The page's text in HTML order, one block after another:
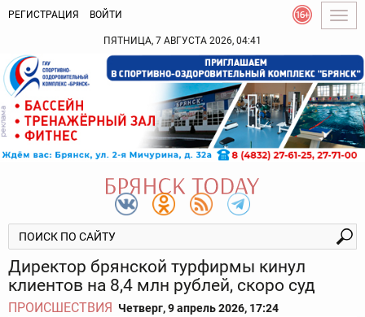
РЕГИСТРАЦИЯ ВОЙТИ
ПЯТНИЦА, 7 АВГУСТА 2026, 04:41
Директор брянской турфирмы кинул
клиентов на 8,4 млн рублей, скоро суд
ПРОИСШЕСТВИЯ Четверг, 9 апрель 2026, 17:24